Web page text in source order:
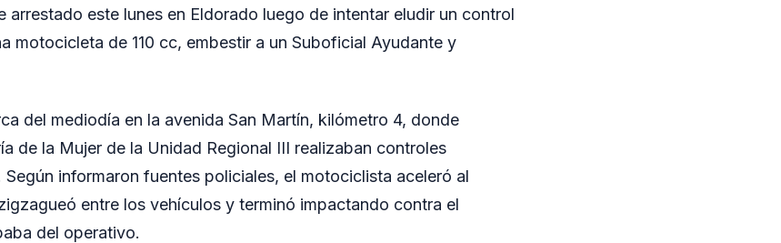
arrestado este lunes en Eldorado luego de intentar eludir un control
motocicleta de 110 cc, embestir a un Suboficial Ayudante y
del mediodía en la avenida San Martín, kilómetro 4, donde
de la Mujer de la Unidad Regional III realizaban controles
informaron fuentes policiales, el motociclista aceleró al
entre los vehículos y terminó impactando contra el
del operativo.